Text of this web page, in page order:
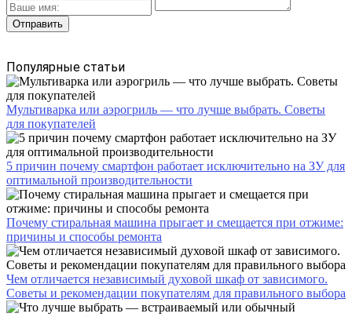
Популярные статьи
Мультиварка или аэрогриль — что лучше выбрать. Советы
для покупателей
5 причин почему смартфон работает исключительно на ЗУ для
оптимальной производительности
Почему стиральная машина прыгает и смещается при отжиме:
причины и способы ремонта
Чем отличается независимый духовой шкаф от зависимого.
Советы и рекомендации покупателям для правильного выбора